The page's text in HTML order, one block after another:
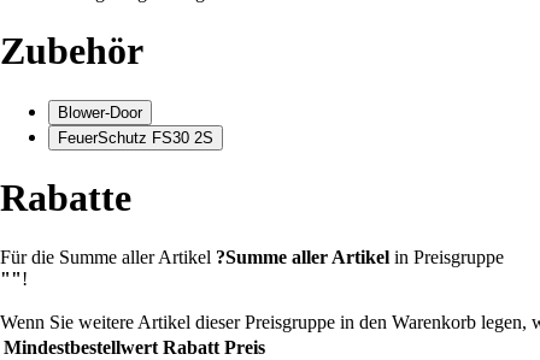
Zubehör
Blower-Door
FeuerSchutz FS30 2S
Rabatte
Für die Summe aller Artikel ?Summe aller Artikel in Preisgruppe
""!
Wenn Sie weitere Artikel dieser Preisgruppe in den Warenkorb legen,
Mindestbestellwert Rabatt Preis